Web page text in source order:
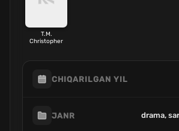
T.M.
Christopher
CHIQARILGAN YIL
JANR drama,